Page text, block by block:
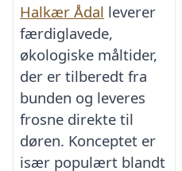
Halkær Ådal leverer
færdiglavede,
økologiske måltider,
der er tilberedt fra
bunden og leveres
frosne direkte til
døren. Konceptet er
især populært blandt